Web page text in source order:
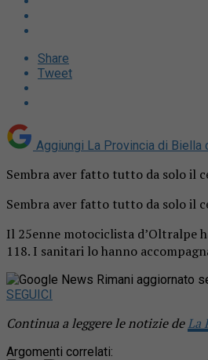
Share
Tweet
Aggiungi La Provincia di Biella
Sembra aver fatto tutto da solo il
Sembra aver fatto tutto da solo il
Il 25enne motociclista d’Oltralpe
118. I sanitari lo hanno
Rimani aggiornato
SEGUICI
Continua a leggere le notizie deLa
Argomenti correlati: